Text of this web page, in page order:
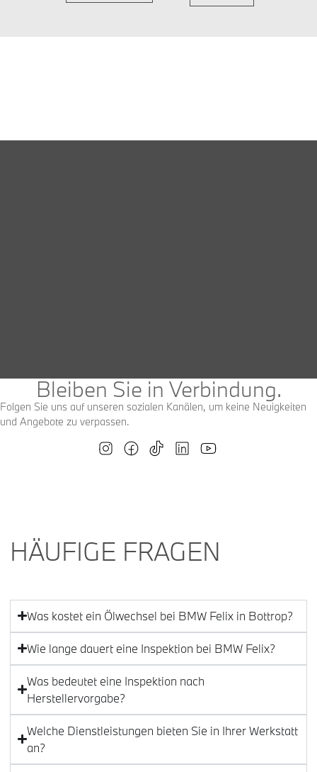
Bleiben Sie in Verbindung.
Folgen Sie uns auf unseren sozialen Kanälen, um keine Neuigkeiten
und Angebote zu verpassen.
HÄUFIGE FRAGEN
Was kostet ein Ölwechsel bei BMW Felix in Bottrop?
Wie lange dauert eine Inspektion bei BMW Felix?
Was bedeutet eine Inspektion nach
Herstellervorgabe?
Welche Dienstleistungen bieten Sie in Ihrer Werkstatt
an?